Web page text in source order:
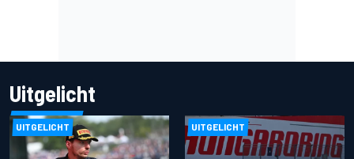
Uitgelicht
UITGELICHT UITGELICHT